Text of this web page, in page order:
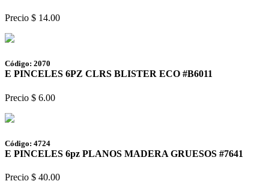
Precio $ 14.00
Código: 2070
E PINCELES 6PZ CLRS BLISTER ECO #B6011
Precio $ 6.00
Código: 4724
E PINCELES 6pz PLANOS MADERA GRUESOS #7641
Precio $ 40.00